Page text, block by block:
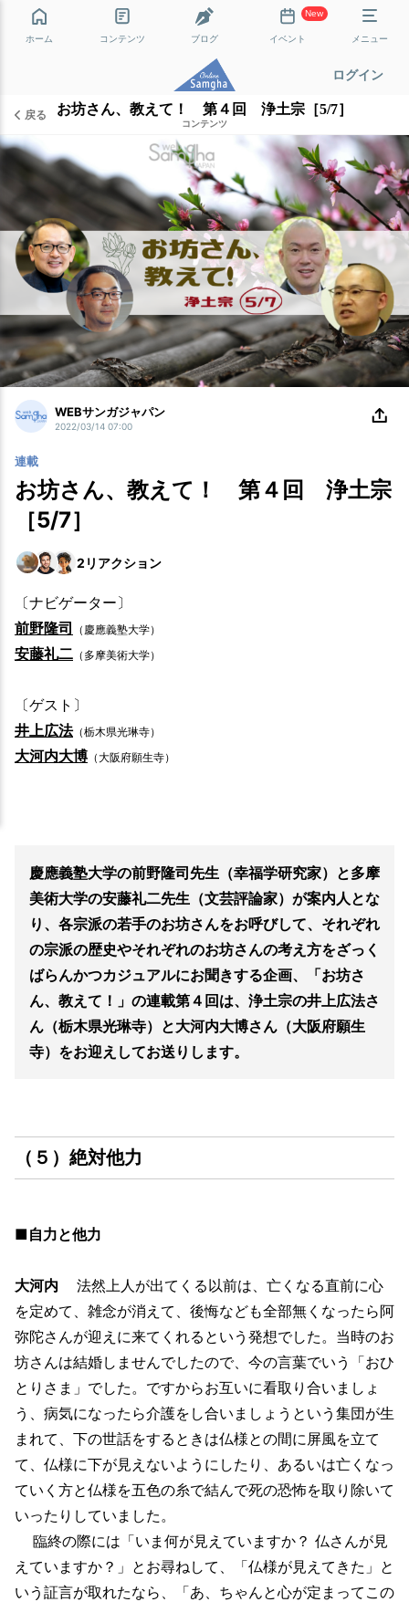
ホーム コンテンツ ブログ
New
イベント メニュー
ログイン
戻る お坊さん、教えて！ 第４回 浄土宗［5/7］
コンテンツ
WEBサンガジャパン
2022/03/14 07:00
連載
お坊さん、教えて！ 第４回 浄土宗
［5/7］
2 リアクション
〔ナビゲーター〕
前野隆司
（慶應義塾大学）
安藤礼二 （多摩美術大学）
〔ゲスト〕
井上広法（栃木県光琳寺）
大河内大博 （大阪府願生寺）
慶應義塾大学の前野隆司先生（幸福学研究家）と多摩
美術大学の安藤礼二先生（文芸評論家）が案内人とな
り、各宗派の若手のお坊さんをお呼びして、それぞれ
の宗派の歴史やそれぞれのお坊さんの考え方をざっく
ばらんかつカジュアルにお聞きする企画、「お坊さ
ん、教えて！」の連載第４回は、浄土宗の井上広法さ
ん（栃木県光琳寺）と大河内大博さん（大阪府願生
寺）をお迎えしてお送りします。
（５）絶対他力
■自力と他力
大河内 法然上人が出てくる以前は、亡くなる直前に心
を定めて、雑念が消えて、後悔なども全部無くなったら阿
弥陀さんが迎えに来てくれるという発想でした。当時のお
坊さんは結婚しませんでしたので、今の言葉でいう「おひ
とりさま」でした。ですからお互いに看取り合いましょ
う、病気になったら介護をし合いましょうという集団が生
まれて、下の世話をするときは仏様との間に屏風を立て
て、仏様に下が見えないようにしたり、あるいは亡くなっ
ていく方と仏様を五色の糸で結んで死の恐怖を取り除いて
いったりしていました。
臨終の際には「いま何が見えていますか？ 仏さんが見
えていますか？」とお尋ねして、「仏様が見えてきた」と
いう証言が取れたなら、「あ、ちゃんと心が定まってこの